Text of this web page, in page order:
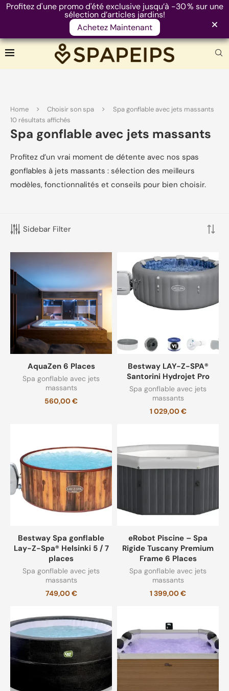
Profitez d'une promo d'été exclusive jusqu’à -30 % sur une
sélection d’articles jardins!
Achetez Maintenant
FILTRE PRODUITS
FILTRER
Filtre anti calcaire
Filtre calcaire
Filtre pour eau
Masque (5)
Non classé
Spa gonflable 6 places
Spa gonflable pas cher (12)
Spa Gonflable pour hiver
Spa gonflable silencieux
Home Choisir son spa
Spa gonflable avec jets massants
10 résultats affichés
Spa gonflable avec jets massants
Profitez d’un vrai moment de détente avec nos spas
gonflables à jets massants : sélection des meilleurs
modèles, fonctionnalités et conseils pour bien choisir.
Sidebar Filter
AquaZen 6 Places
Spa gonflable avec jets
massants
560,00€
Bestway LAY-Z-SPA®
Santorini Hydrojet Pro
Spa gonflable avec jets
massants
1 029,00€
Bestway Spa gonflable
Lay-Z-Spa® Helsinki 5 / 7
places
Spa gonflable avec jets
massants
749,00€
eRobot Piscine – Spa
Rigide Tuscany Premium
Frame 6 Places
Spa gonflable avec jets
massants
1 399,00€